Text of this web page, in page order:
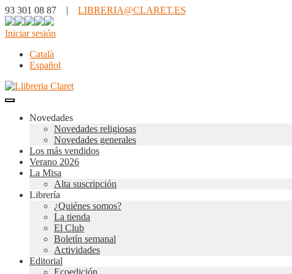
93 301 08 87 | LIBRERIA@CLARET.ES
Iniciar sesión
Català
Español
Novedades
Novedades religiosas
Novedades generales
Los más vendidos
Verano 2026
La Misa
Alta suscripción
Librería
¿Quiénes somos?
La tienda
El Club
Boletín semanal
Actividades
Editorial
Ecoedición